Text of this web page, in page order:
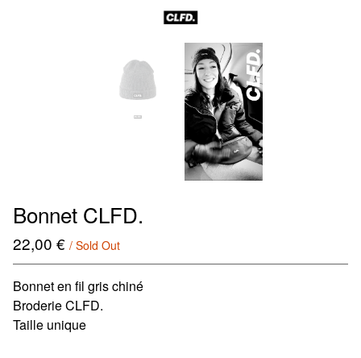
Bonnet CLFD.
22,00 € / Sold Out
Bonnet en fil gris chiné
Broderie CLFD.
Taille unique